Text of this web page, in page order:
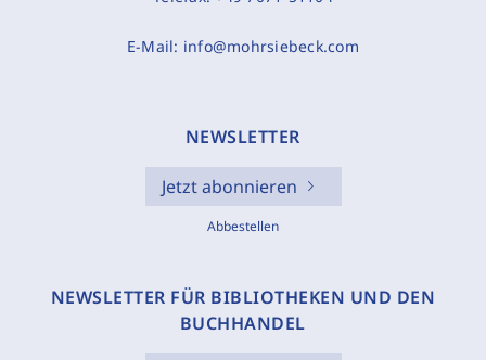
E-Mail: info@mohrsiebeck.com
NEWSLETTER
Jetzt abonnieren
Abbestellen
NEWSLETTER FÜR BIBLIOTHEKEN UND DEN
BUCHHANDEL